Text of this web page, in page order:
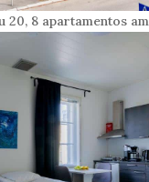
8 apartamentos